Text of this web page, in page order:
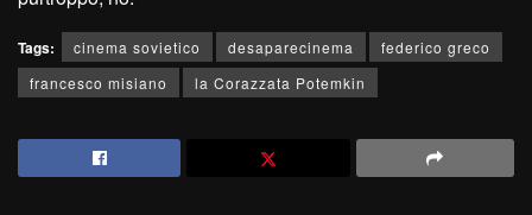
Tags: cinema sovietico desaparecinema
federico greco
francesco misiano
la Corazzata Potemkin